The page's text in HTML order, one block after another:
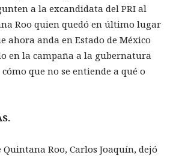
a la excandidata del PRI al
Roo quien quedó en último lugar
ahora anda en Estado de México
en la campaña a la gubernatura
que no se entiende a qué o
Roo, Carlos Joaquín, dejó